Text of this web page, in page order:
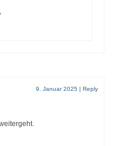
9. Januar 2025 | Reply